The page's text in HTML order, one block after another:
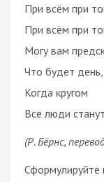
При всём при
При всём при
Могу вам
Что будет день,
Когда кругом
Все люди
(Р. Бёрнс,
Сформулируйте